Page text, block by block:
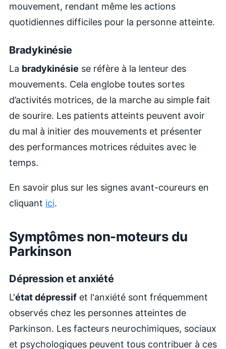
mouvement, rendant même les actions
quotidiennes difficiles pour la personne atteinte.
Bradykinésie
La bradykinésie se réfère à la lenteur des
mouvements. Cela englobe toutes sortes
d’activités motrices, de la marche au simple fait
de sourire. Les patients atteints peuvent avoir
du mal à initier des mouvements et présenter
des performances motrices réduites avec le
temps.
En savoir plus sur les signes avant-coureurs en
cliquant ici.
Symptômes non-moteurs du
Parkinson
Dépression et anxiété
L'état dépressif et l'anxiété sont fréquemment
observés chez les personnes atteintes de
Parkinson. Les facteurs neurochimiques, sociaux
et psychologiques peuvent tous contribuer à ces